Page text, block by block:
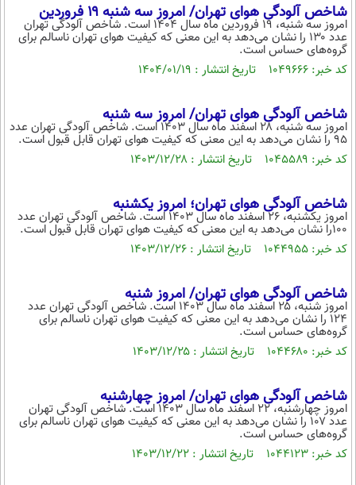
باشگاه مغز
مجله تصویری سلاح
اقتصاد
ورزش
سیاست
فناوری
گوناگون
محیط زیست
سلامت
بین الملل
سیاست خارجی
عصر ایران 2
خواندنی ها و دیدنی ها
داستان کوتاه
روانشناسی
آشپزی
آموزش زبان
شاخص آلودگی هوای تهران/ امروز سه شنبه ۱۹ فروردین
امروز سه شنبه، ۱۹ فروردین ماه سال ۱۴۰۴ است. شاخص آلودگی تهران
عدد ۱۳۰ را نشان می‌دهد به این معنی که کیفیت هوای تهران ناسالم برای
گروه‌های حساس است.
کد خبر: ۱۰۴۹۶۶۶ تاریخ انتشار : ۱۴۰۴/۰۱/۱۹
شاخص آلودگی هوای تهران/ امروز سه شنبه
امروز سه شنبه، ۲۸ اسفند ماه سال ۱۴۰۳ است. شاخص آلودگی تهران عدد
۹۵ را نشان می‌دهد به این معنی که کیفیت هوای تهران قابل قبول است.
کد خبر: ۱۰۴۵۵۸۹ تاریخ انتشار : ۱۴۰۳/۱۲/۲۸
شاخص آلودگی هوای تهران؛ امروز یکشنبه
امروز یکشنبه، ۲۶ اسفند ماه سال ۱۴۰۳ است. شاخص آلودگی تهران عدد
۱۰۰را نشان می‌دهد به این معنی که کیفیت هوای تهران قابل قبول است.
کد خبر: ۱۰۴۴۹۵۵ تاریخ انتشار : ۱۴۰۳/۱۲/۲۶
شاخص آلودگی هوای تهران/ امروز شنبه
امروز شنبه، ۲۵ اسفند ماه سال ۱۴۰۳ است. شاخص آلودگی تهران عدد
۱۲۴ را نشان می‌دهد به این معنی که کیفیت هوای تهران ناسالم برای
گروه‌های حساس است.
کد خبر: ۱۰۴۴۶۸۰ تاریخ انتشار : ۱۴۰۳/۱۲/۲۵
شاخص آلودگی هوای تهران/ امروز چهارشنبه
امروز چهارشنبه، ۲۲ اسفند ماه سال ۱۴۰۳ است. شاخص آلودگی تهران
عدد ۱۰۷ را نشان می‌دهد به این معنی که کیفیت هوای تهران ناسالم برای
گروه‌های حساس است.
کد خبر: ۱۰۴۴۱۲۳ تاریخ انتشار : ۱۴۰۳/۱۲/۲۲